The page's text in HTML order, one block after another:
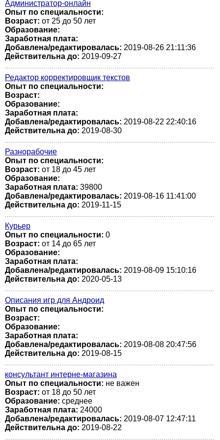
Администратор-онлайн
Опыт по специальности:
Возраст: от 25 до 50 лет
Образование:
Заработная плата:
Добавлена/редактировалась: 2019-08-26 21:11:36
Действительна до: 2019-09-27
Редактор корректировщик текстов
Опыт по специальности:
Возраст:
Образование:
Заработная плата:
Добавлена/редактировалась: 2019-08-22 22:40:16
Действительна до: 2019-08-30
Разнорабочие
Опыт по специальности:
Возраст: от 18 до 45 лет
Образование:
Заработная плата: 39800
Добавлена/редактировалась: 2019-08-16 11:41:00
Действительна до: 2019-11-15
Курьер
Опыт по специальности: 0
Возраст: от 14 до 65 лет
Образование:
Заработная плата:
Добавлена/редактировалась: 2019-08-09 15:10:16
Действительна до: 2020-05-13
Описания игр для Андроид
Опыт по специальности:
Возраст:
Образование:
Заработная плата:
Добавлена/редактировалась: 2019-08-08 20:47:56
Действительна до: 2019-08-15
консультант интерне-магазина
Опыт по специальности: не важен
Возраст: от 18 до 50 лет
Образование: среднее
Заработная плата: 24000
Добавлена/редактировалась: 2019-08-07 12:47:11
Действительна до: 2019-08-22